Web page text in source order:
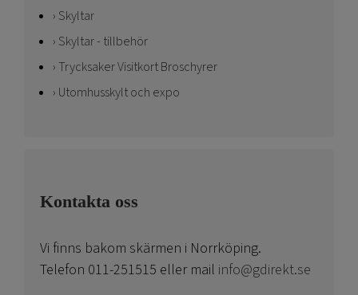
Skyltar
Skyltar - tillbehör
Trycksaker Visitkort Broschyrer
Utomhusskylt och expo
Kontakta oss
Vi finns bakom skärmen i Norrköping.
Telefon 011-251515 eller mail info@gdirekt.se